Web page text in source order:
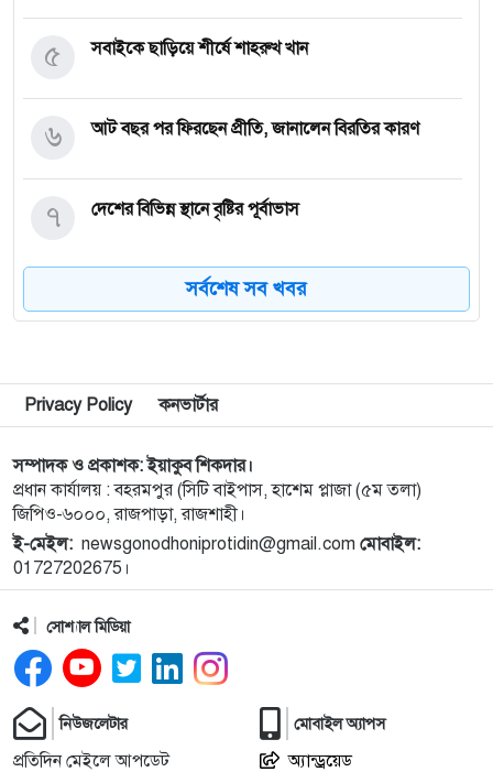
সবাইকে ছাড়িয়ে শীর্ষে শাহরুখ খান
৫
আট বছর পর ফিরছেন প্রীতি, জানালেন বিরতির কারণ
৬
দেশের বিভিন্ন স্থানে বৃষ্টির পূর্বাভাস
৭
নগরীর উন্নয়নমূলক কাজের অগ্রগতি পর্যালোচনা সভায়
রাসিক প্রশাসক
সমাপনী অনুষ্ঠিত
৯
নিয়ামতপুরে বাড়ির বাইরে পড়েছিল যুবকের মরদেহ, গলায়
আঘাতের চিহ্ন
১০
ব্যালিস্টিক ক্ষেপণাস্ত্রের পরীক্ষা চালিয়েছে উত্তর কোরিয়া
১১
পাকিস্তানে পুলিশ স্টেশনে ধর্ষণ, ৭৮ কর্মকর্তা-সদস্যের
সবাইকে অব্যাহতি
১২
রুয়েটে এসএপি-১১.০ রোডশো অনুষ্ঠিত
১৩
সর্বশেষ সব খবর
Privacy Policy কনভার্টার
সম্পাদক ও প্রকাশক: ইয়াকুব শিকদার।
প্রধান কার্যালয় : বহরমপুর (সিটি বাইপাস, হাশেম প্লাজা (৫ম তলা)
জিপিও-৬০০০, রাজপাড়া, রাজশাহী।
ই-মেইল: newsgonodhoniprotidin@gmail.com মোবাইল:
01727202675।
সোশ্যাল মিডিয়া
নিউজলেটার
প্রতিদিন মেইলে আপডেট
মোবাইল অ্যাপস
অ্যান্ড্রয়েড